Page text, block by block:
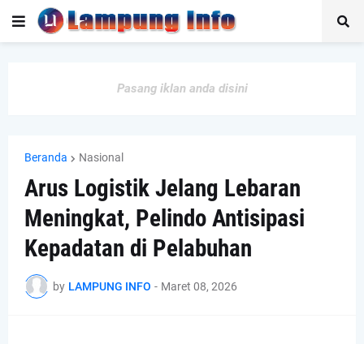
Pasang iklan anda disini
Beranda Nasional
Arus Logistik Jelang Lebaran
Meningkat, Pelindo Antisipasi
Kepadatan di Pelabuhan
by LAMPUNG INFO - Maret 08, 2026